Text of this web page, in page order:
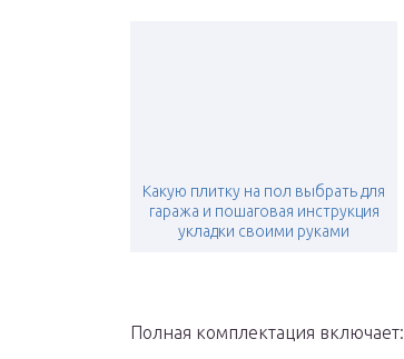
Какую плитку на пол выбрать для
гаража и пошаговая инструкция
укладки своими руками
Полная комплектация включает: